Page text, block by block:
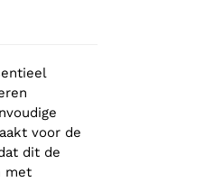
voor de
dit de
met